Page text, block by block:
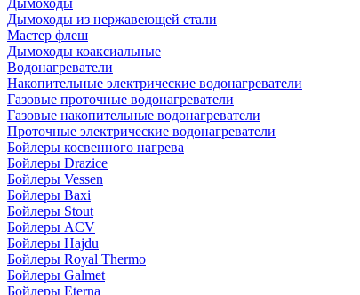
Дымоходы
Дымоходы из нержавеющей стали
Мастер флеш
Дымоходы коаксиальные
Водонагреватели
Накопительные электрические водонагреватели
Газовые проточные водонагреватели
Газовые накопительные водонагреватели
Проточные электрические водонагреватели
Бойлеры косвенного нагрева
Бойлеры Drazice
Бойлеры Vessen
Бойлеры Baxi
Бойлеры Stout
Бойлеры ACV
Бойлеры Hajdu
Бойлеры Royal Thermo
Бойлеры Galmet
Бойлеры Eterna